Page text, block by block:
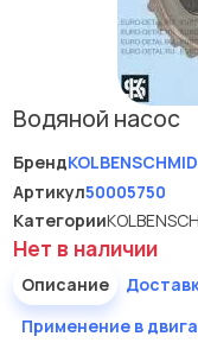
Водяной насос
Бренд
Артикул50005750
Категории
Нет в наличии
Описание
Применение в